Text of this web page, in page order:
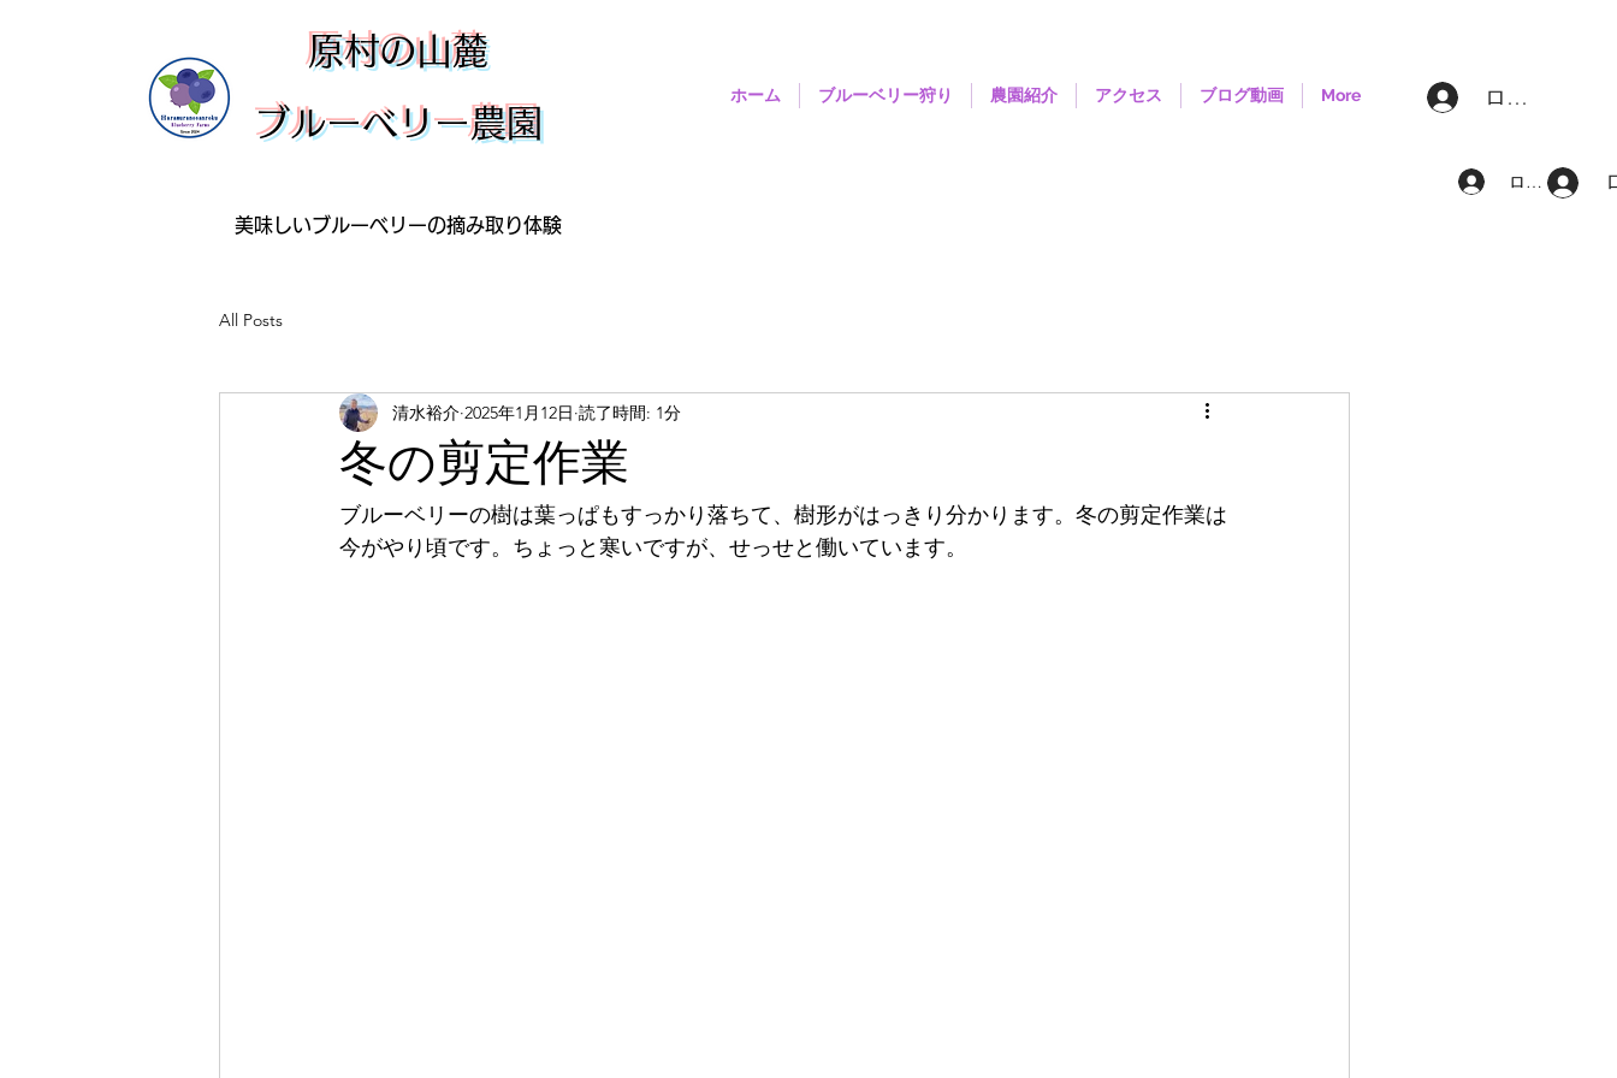
ホーム ブルーベリー狩り 農園紹介 アクセス ブログ動画 More ログイン
​原村の山麓
ブルーベリー農園
美味しいブルーベリーの摘み取り体験
All Posts
冬の剪定作業
清水裕介 2025年1月12日 読了時間: 1分
ブルーベリーの樹は葉っぱもすっかり落ちて、樹形がはっきり分かります。冬の剪定作業は
今がやり頃です。ちょっと寒いですが、せっせと働いています。
ログイン